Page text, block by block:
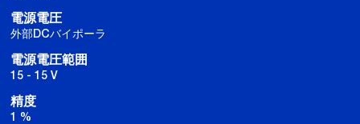
電源電圧
外部DCバイポーラ
電源電圧範囲
15 - 15 V
精度
1 %